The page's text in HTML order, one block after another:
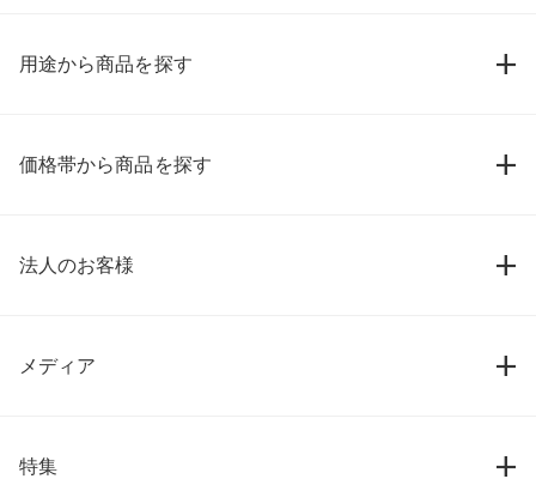
用途から商品を探す
価格帯から商品を探す
法人のお客様
メディア
特集